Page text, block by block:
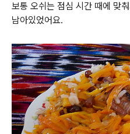
보통 오쉬는 점심 시간 때에 맞
남아있었어요.